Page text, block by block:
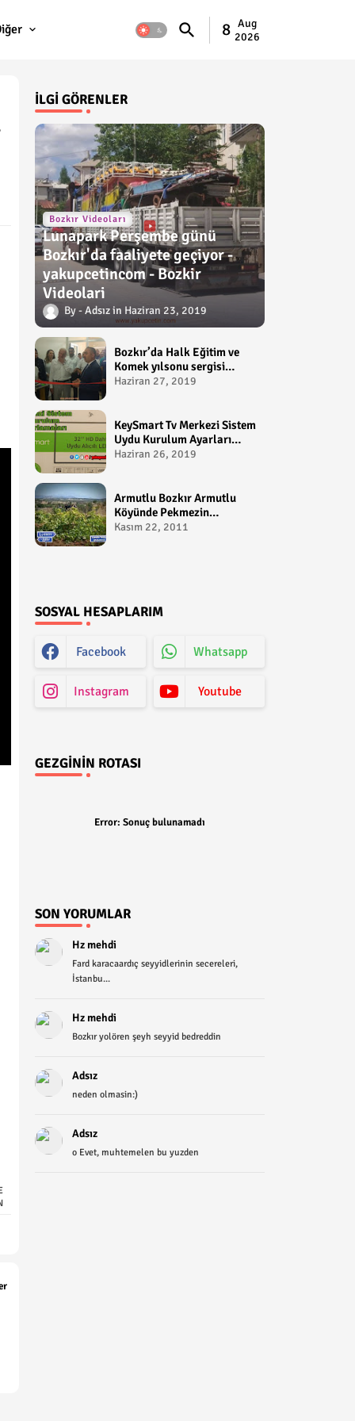
8 Aug
2026
İLGI GÖRENLER
Bozkır Videoları
Lunapark Perşembe günü
Bozkır'da faaliyete geçiyor -
yakupcetincom - Bozkir
Videolari
Adsız Haziran 23, 2019
Bozkır’da Halk Eğitim ve
Komek yılsonu sergisi
gerçekleştirildi-
Haziran 27, 2019
KeySmart Tv Merkezi Sistem
Uydu Kurulum Ayarları
Video anlatım -
Haziran 26, 2019
Armutlu Bozkır Armutlu
Köyünde Pekmezin
Hikayesi:Gezen Bilir Kontv
Kasım 22, 2011
SOSYAL HESAPLARIM
Facebook Whatsapp
Instagram Youtube
GEZGININ ROTASI
Error: Sonuç bulunamadı
SON YORUMLAR
Hz mehdi
Fard karacaardıç seyyidlerinin secereleri,
İstanbu...
Hz mehdi
Bozkır yolören şeyh seyyid bedreddin
Adsız
neden olmasin:)
Adsız
o Evet, muhtemelen bu yuzden